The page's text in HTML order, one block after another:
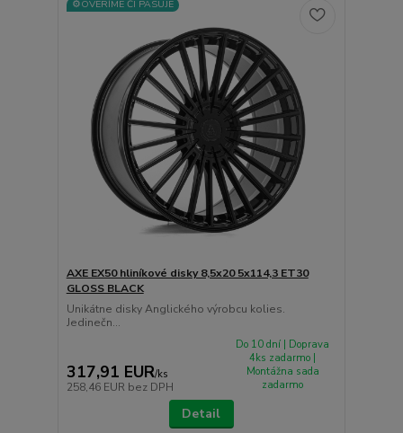
⚙️OVERÍME ČI PASUJE
AXE EX50 hliníkové disky 8,5x20 5x114,3 ET30
GLOSS BLACK
Unikátne disky Anglického výrobcu kolies.
Jedinečn...
317,91 EUR/ks
258,46 EUR bez DPH
Do 10 dní | Doprava
4ks zadarmo |
Montážna sada
zadarmo
Detail